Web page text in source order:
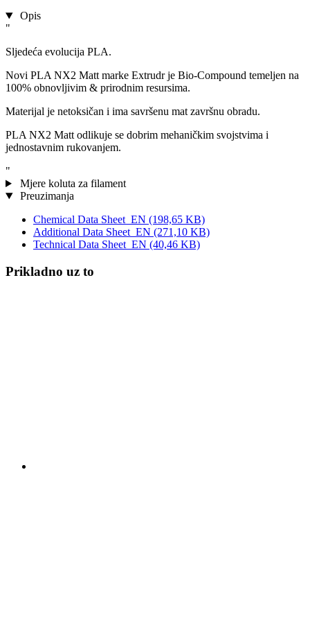
Opis
"
Sljedeća evolucija PLA.
Novi PLA NX2 Matt marke Extrudr je Bio-Compound temeljen na
100% obnovljivim & prirodnim resursima.
Materijal je netoksičan i ima savršenu mat završnu obradu.
PLA NX2 Matt odlikuje se dobrim mehaničkim svojstvima i
jednostavnim rukovanjem.
"
Mjere koluta za filament
Preuzimanja
Chemical Data Sheet_EN (198,65 KB)
Additional Data Sheet_EN (271,10 KB)
Technical Data Sheet_EN (40,46 KB)
Prikladno uz to